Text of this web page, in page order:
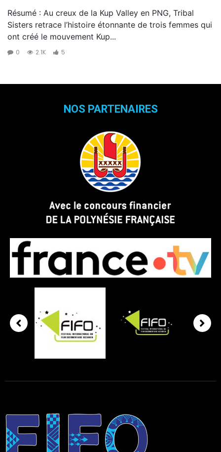
Résumé : Au creux de la Kup Valley en PNG, Tribal
Sisters retrace l’histoire étonnante de trois femmes qui
ont créé le mouvement Kup...
0 2.1K 5
NOS PARTENAIRES